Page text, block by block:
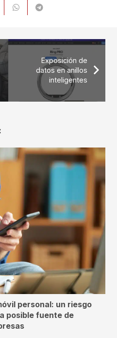
Exposición de
datos en anillos
inteligentes
personal: un riesgo
posible fuente de